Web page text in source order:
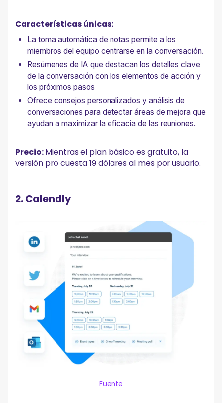
Características únicas:
La toma automática de notas permite a los
miembros del equipo centrarse en la conversación.
Resúmenes de IA que destacan los detalles clave
de la conversación con los elementos de acción y
los próximos pasos
Ofrece consejos personalizados y análisis de
conversaciones para detectar áreas de mejora que
ayudan a maximizar la eficacia de las reuniones.
Precio:Mientrasel plan básico es gratuito, la
versión pro cuesta 19 dólares al mes por usuario.
2. Calendly
Fuente